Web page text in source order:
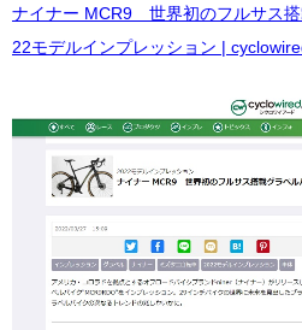
ナイナー MCR9 世界初のフルサス
22モデルインプレッション |